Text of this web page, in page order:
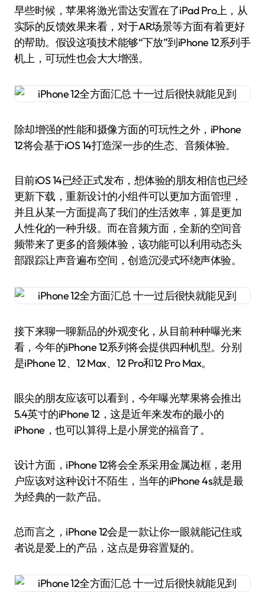
早些时候，苹果将激光雷达安置在了iPad Pro上，从
实际的反馈效果来看，对于AR场景等方面有着更好
的帮助。假设这项技术能够“下放”到iPhone 12系列手
机上，可玩性也会大大增强。
除却增强的性能和摄像方面的可玩性之外，iPhone
12将会基于iOS 14打造深一步的生态、音频体验。
目前iOS 14已经正式发布，想体验的朋友相信也已经
更新下载，重新设计的小组件可以更加方面管理，
并且从某一方面提高了我们的生活效率，算是更加
人性化的一种升级。而在音频方面，全新的空间音
频带来了更多的音频体验，该功能可以利用动态头
部跟踪让声音遍布空间，创造沉浸式环绕声体验。
接下来聊一聊新品的外观变化，从目前种种曝光来
看，今年的iPhone 12系列将会提供四种机型。分别
是iPhone 12、12 Max、12 Pro和12 Pro Max。
眼尖的朋友应该可以看到，今年曝光苹果将会推出
5.4英寸的iPhone 12，这是近年来发布的最小的
iPhone，也可以算得上是小屏党的福音了。
设计方面，iPhone 12将会全系采用金属边框，老用
户应该对这种设计不陌生，当年的iPhone 4s就是最
为经典的一款产品。
总而言之，iPhone 12会是一款让你一眼就能记住或
者说是爱上的产品，这点是毋容置疑的。